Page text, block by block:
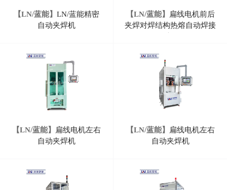
【LN/蓝能】 LN/蓝能精密
自动夹焊机
【LN/蓝能】
扁线电机前后
夹焊对焊结构热熔自动焊接
【LN/蓝能】
扁线电机左右
自动夹焊机
【LN/蓝能】
扁线电机左右
自动夹焊机